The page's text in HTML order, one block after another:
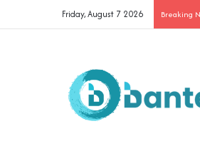
Friday, August 7 2026 Breaking